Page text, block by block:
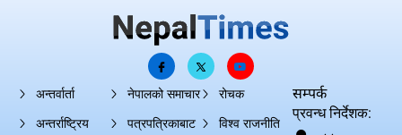
अन्तर्वार्ता
अन्तर्राष्ट्रिय
नेपालको समाचार
पत्रपत्रिकाबाट
रोचक
विश्व राजनीति
सम्पर्क
प्रवन्ध निर्देशक: